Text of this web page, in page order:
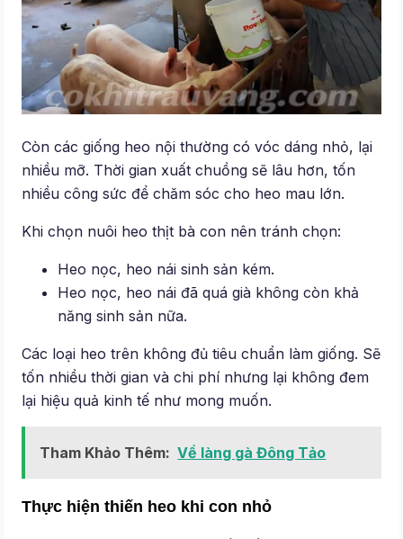
Còn các giống heo nội thường có vóc dáng nhỏ, lại
nhiều mỡ. Thời gian xuất chuồng sẽ lâu hơn, tốn
nhiều công sức để chăm sóc cho heo mau lớn.
Khi chọn nuôi heo thịt bà con nên tránh chọn:
Heo nọc, heo nái sinh sản kém.
Heo nọc, heo nái đã quá già không còn khả
năng sinh sản nữa.
Các loại heo trên không đủ tiêu chuẩn làm giống. Sẽ
tốn nhiều thời gian và chi phí nhưng lại không đem
lại hiệu quả kinh tế như mong muốn.
Tham Khảo Thêm: Về làng gà Đông Tảo
Thực hiện thiến heo khi con nhỏ